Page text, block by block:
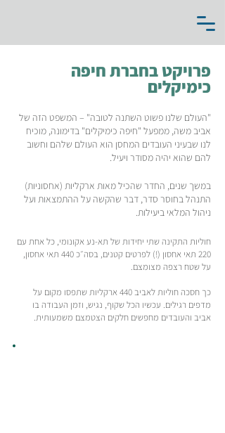
פרויקט בחברת חיפה
כימיקלים
"העולם שלנו פשוט השתנה לטובה" – המשפט הזה של
אביב משה, ממפעל "חיפה כימיקלים" בדימונה, מוכיח
לנו שבעיני העובדים המחסן הוא העולם שלהם וחשוב
להם שהוא יהיה מסודר ויעיל.
במשך שנים, החדר שהכיל מאות ארקליות (אחסוניות)
התנהל בחוסר סדר, דבר שהקשה על ההתמצאות ועל
ניהול המלאי ביעילות.
חוליות התקינה שתי יחידות של תא-נע אקונומי, כל אחת עם
220 תאי אחסון (!) לפרטים קטנים, בסה״כ 440 תאי אחסון,
על שטח רצפה מצומצם.
כך חסכה חוליות לאביב 440 ארקליות שתפסו מקום על
מדפים רגילים. עכשיו הכל שקוף, נגיש, וזמן העבודה בו
אביב והעובדים מחפשים חלקים הצטמצם משמעותית.